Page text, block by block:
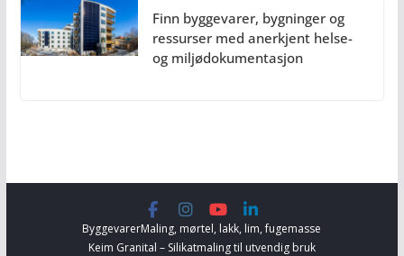
Finn byggevarer, bygninger og
ressurser med anerkjent helse-
og miljødokumentasjon
ByggevarerMaling, mørtel, lakk, lim, fugemasse
Keim Granital – Silikatmaling til utvendig bruk